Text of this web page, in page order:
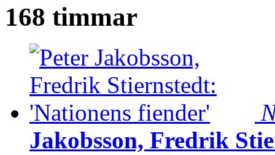
168 timmar
Jakobsson, Fredrik